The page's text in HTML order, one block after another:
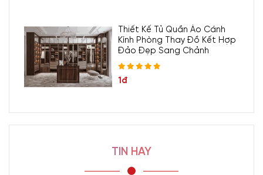
Thiết Kế Tủ Quần Áo Cánh
Kính Phòng Thay Đồ Kết Hợp
Đảo Đẹp Sang Chảnh
1đ
TIN HAY